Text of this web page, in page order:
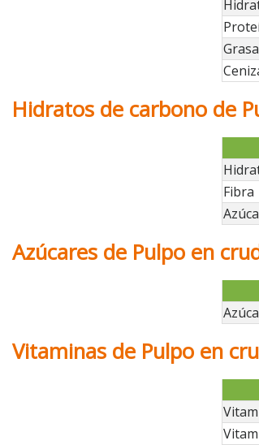
Hidratos de carbono de
Fibra
Azúcares de Pulpo en
Vitaminas de Pulpo en